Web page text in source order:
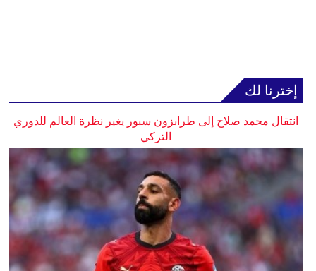
إخترنا لك
انتقال محمد صلاح إلى طرابزون سبور يغير نظرة العالم للدوري
التركي